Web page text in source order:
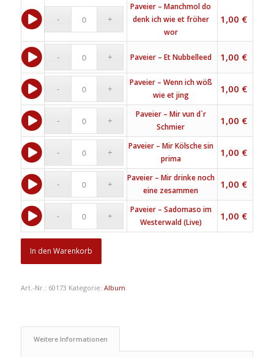
Paveier – Manchmol do
denk ich wie et fröher
wor
1,00 €
Paveier – Et Nubbelleed 1,00 €
Paveier – Wenn ich wöß
wie et jing
1,00 €
Paveier – Mir vun d`r
Schmier
1,00 €
Paveier – Mir Kölsche sin
prima
1,00 €
Paveier – Mir drinke noch
eine zesammen
1,00 €
Paveier – Sadomaso im
Westerwald (Live)
1,00 €
In den Warenkorb
Art.-Nr.: 60173 Kategorie: Album
Weitere Informationen